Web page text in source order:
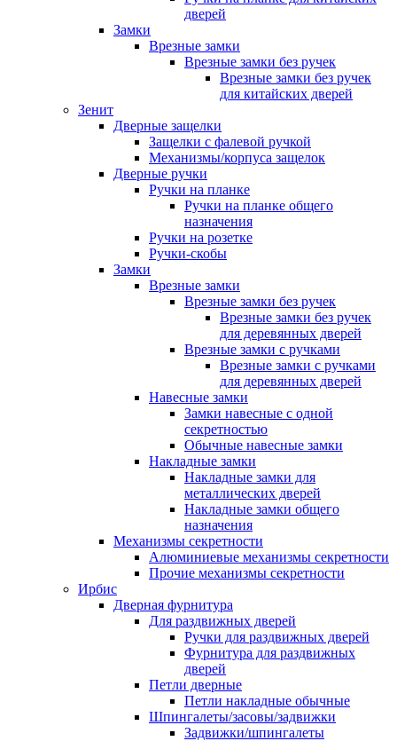
дверей
Замки
Врезные замки
Врезные замки без ручек
Врезные замки без ручек
для китайских дверей
Зенит
Дверные защелки
Защелки с фалевой ручкой
Механизмы/корпуса защелок
Дверные ручки
Ручки на планке
Ручки на планке общего
назначения
Ручки на розетке
Ручки-скобы
Замки
Врезные замки
Врезные замки без ручек
Врезные замки без ручек
для деревянных дверей
Врезные замки с ручками
Врезные замки с ручками
для деревянных дверей
Навесные замки
Замки навесные с одной
секретностью
Обычные навесные замки
Накладные замки
Накладные замки для
металлических дверей
Накладные замки общего
назначения
Механизмы секретности
Алюминиевые механизмы секретности
Прочие механизмы секретности
Ирбис
Дверная фурнитура
Для раздвижных дверей
Ручки для раздвижных дверей
Фурнитура для раздвижных
дверей
Петли дверные
Петли накладные обычные
Шпингалеты/засовы/задвижки
Задвижки/шпингалеты